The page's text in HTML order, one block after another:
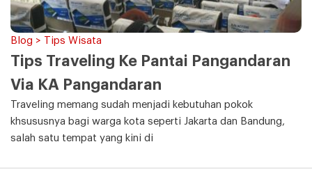
Blog > Tips Wisata
Tips Traveling Ke Pantai Pangandaran
Via KA Pangandaran
Traveling memang sudah menjadi kebutuhan pokok
khsususnya bagi warga kota seperti Jakarta dan Bandung,
salah satu tempat yang kini di